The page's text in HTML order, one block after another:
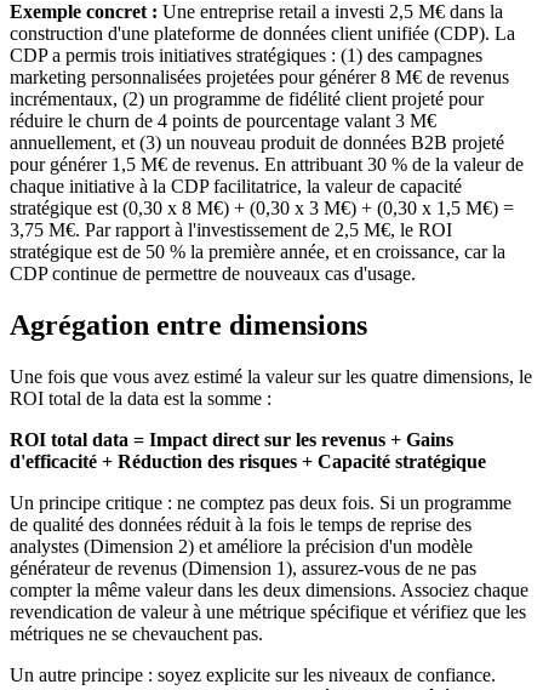
Exemple concret : Une entreprise retail a investi 2,5 M€ dans la
construction d'une plateforme de données client unifiée (CDP). La
CDP a permis trois initiatives stratégiques : (1) des campagnes
marketing personnalisées projetées pour générer 8 M€ de revenus
incrémentaux, (2) un programme de fidélité client projeté pour
réduire le churn de 4 points de pourcentage valant 3 M€
annuellement, et (3) un nouveau produit de données B2B projeté
pour générer 1,5 M€ de revenus. En attribuant 30 % de la valeur de
chaque initiative à la CDP facilitatrice, la valeur de capacité
stratégique est (0,30 x 8 M€) + (0,30 x 3 M€) + (0,30 x 1,5 M€) =
3,75 M€. Par rapport à l'investissement de 2,5 M€, le ROI
stratégique est de 50 % la première année, et en croissance, car la
CDP continue de permettre de nouveaux cas d'usage.
Agrégation entre dimensions
Une fois que vous avez estimé la valeur sur les quatre dimensions, le
ROI total de la data est la somme :
ROI total data = Impact direct sur les revenus + Gains
d'efficacité + Réduction des risques + Capacité stratégique
Un principe critique : ne comptez pas deux fois. Si un programme
de qualité des données réduit à la fois le temps de reprise des
analystes (Dimension 2) et améliore la précision d'un modèle
générateur de revenus (Dimension 1), assurez-vous de ne pas
compter la même valeur dans les deux dimensions. Associez chaque
revendication de valeur à une métrique spécifique et vérifiez que les
métriques ne se chevauchent pas.
Un autre principe : soyez explicite sur les niveaux de confiance.